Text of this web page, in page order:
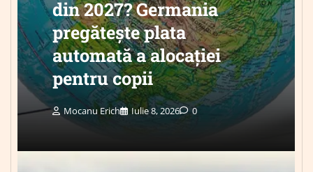
din 2027? Germania
pregătește plata
automată a alocației
pentru copii
Mocanu Erich Iulie 8, 2026 0